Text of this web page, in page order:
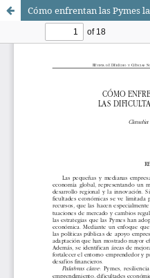
Cómo enfrentan las Pymes